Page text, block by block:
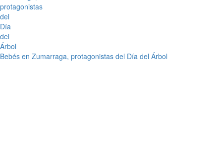
Bebés en Zumarraga, protagonistas del Día del Árbol